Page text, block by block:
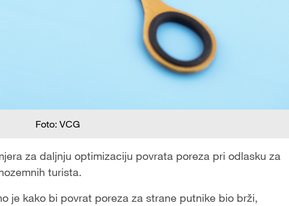
Foto: VCG
za daljnju optimizaciju povrata poreza pri odlasku za
turista.
je kako bi povrat poreza za strane putnike bio brži,